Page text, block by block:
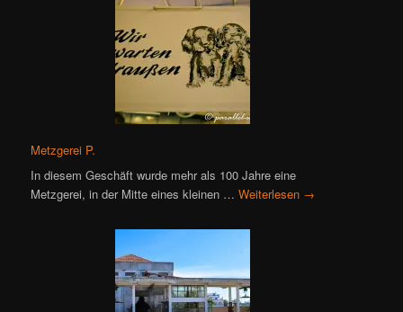
Metzgerei P.
In diesem Geschäft wurde mehr als 100 Jahre eine
Metzgerei, in der Mitte eines kleinen …Weiterlesen →